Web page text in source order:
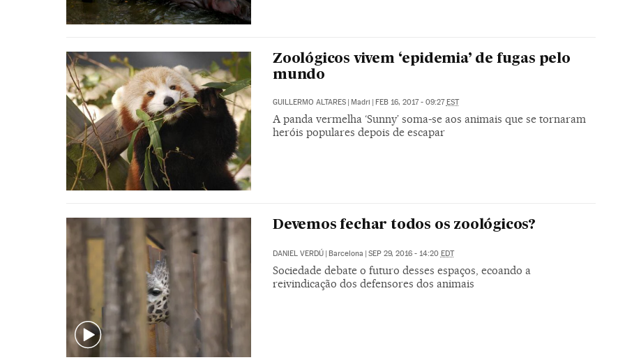
Zoológicos vivem ‘epidemia’ de fugas pelo
mundo
GUILLERMO ALTARES Madri FEB 16, 2017 - 09:27 EST
A panda vermelha ‘Sunny’ soma-se aos animais que se tornaram
heróis populares depois de escapar
Devemos fechar todos os zoológicos?
DANIEL VERDÚ | Barcelona | SEP 29, 2016 - 14:20 EDT
Sociedade debate o futuro desses espaços, ecoando a
reivindicação dos defensores dos animais